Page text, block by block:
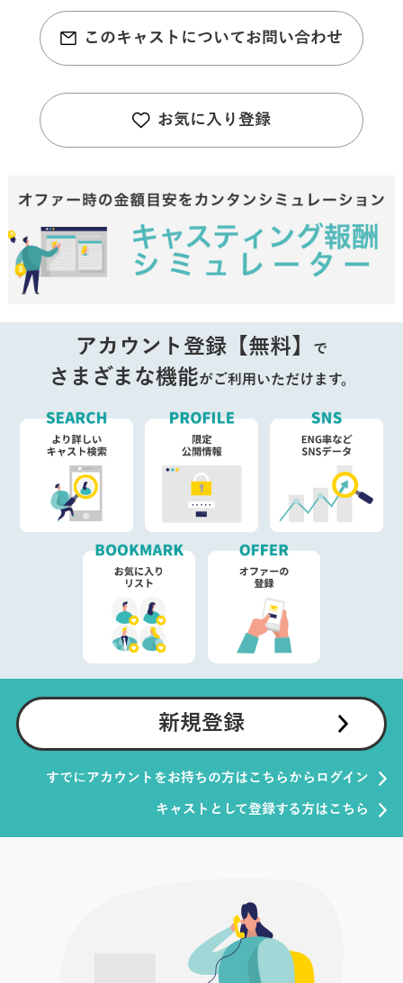
このキャストについてお問い合わせ
お気に入り登録
アカウント登録【無料】 で
さまざまな機能がご利用いただけます。
新規登録
すでにアカウントをお持ちの方はこちらからログイン
キャストとして登録する方はこちら